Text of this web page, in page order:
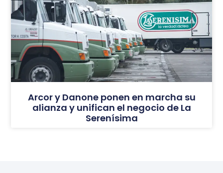
Arcor y Danone ponen en marcha su
alianza y unifican el negocio de La
Serenísima